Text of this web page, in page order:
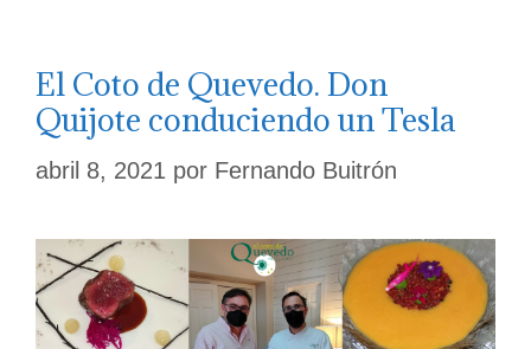
El Coto de Quevedo. Don
Quijote conduciendo un Tesla
abril 8, 2021 por Fernando Buitrón